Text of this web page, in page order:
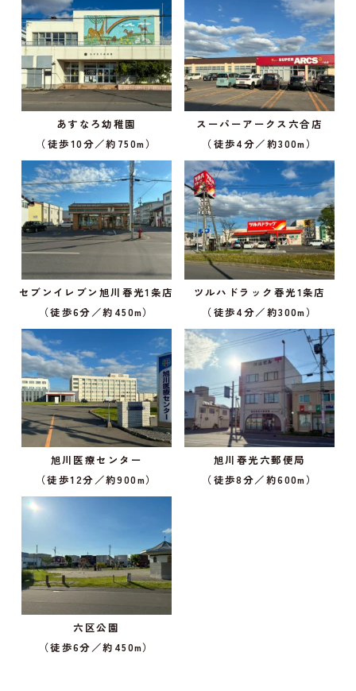
あすなろ幼稚園
（徒歩10分／約750m）
スーパーアークス六合店
（徒歩4分／約300m）
セブンイレブン旭川春光1条店
（徒歩6分／約450m）
ツルハドラック春光1条店
（徒歩4分／約300m）
旭川医療センター
（徒歩12分／約900m）
旭川春光六郵便局
（徒歩8分／約600m）
六区公園
（徒歩6分／約450m）